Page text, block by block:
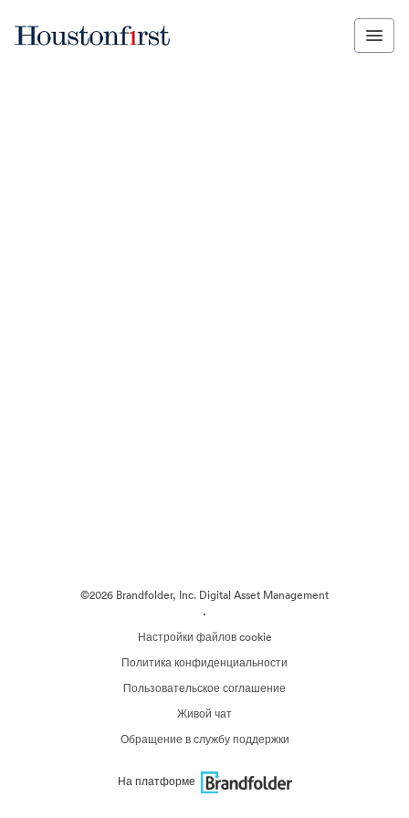
©2026 Brandfolder, Inc. Digital Asset Management
·
Настройки файлов cookie
Политика конфиденциальности
Пользовательское соглашение
Живой чат
Обращение в службу поддержки
На платформе